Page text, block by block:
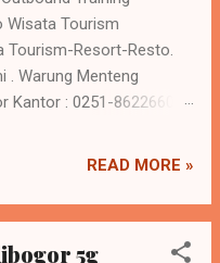
Wisata Tourism
Tourism-Resort-Resto.
Menteng
Kantor : 0251-86226600
alam , saat Anda
tak terlupakan di 5G
semacamnya jadi
refreshing
READ MORE »
5g